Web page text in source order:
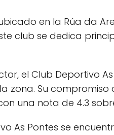
en la Rúa da
club se dedica
el Club Deportivo
zona. Su
una nota de 4.3
As Pontes se